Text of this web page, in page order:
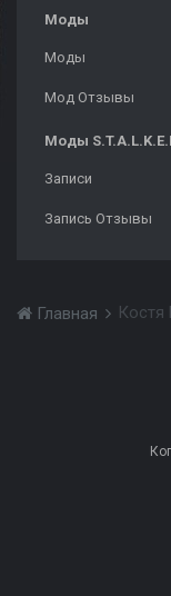
Моды
Моды
Мод Отзывы
Моды
Записи
Запись Отзывы
Главная Костя